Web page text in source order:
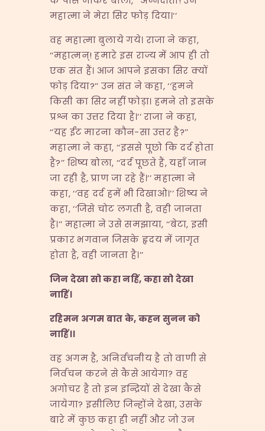
महात्मा ने मेरा सिर फोड़ दिया।’’
वह महात्मा बुलाये गये। राजा ने कहा,
‘‘महात्मन्! हमारे इस राज्य में आप ही तो
एक संत हैं। आज आपने इसका सिर क्यों
फोड़ दिया?’’ उन संत ने कहा, ‘‘हमने
किसी का सिर नहीं फोड़ा। हमने तो इसके
प्रश्न का उत्तर दिया है।’’ राजा ने कहा,
‘‘यह ईंट मारना कौन-सा उत्तर है?’’
महात्मा ने कहा, ‘‘इससे पूछो कि दर्द होता
है?’’ शिष्य बोला, ‘‘दर्द पूछते हैं, यहाँ जान
जा रही है, प्राण जा रहे हैं।’’ महात्मा ने
कहा, ‘‘वह दर्द हमें भी दिखाओ।’’ शिष्य ने
कहा, ‘‘जिसे चोट लगती है, वही जानता
है।’’ महात्मा ने उसे समझाया, ‘‘बेटा, इसी
प्रकार भगवान जिसके हृदय में जागृत
होता है, वही जानता है।’’
जिन देखा सो कहा नहिं,कहा सो देखा
नाहिं।
रहिमन अगम बात के,कहन सुनन को
नाहिं।।
वह अगम है, अनिर्वचनीय है तो वाणी से
निर्वचन करने से कैसे आयेगा? वह
अगोचर है तो इन इन्द्रियों से देखा कैसे
जायेगा? इसीलिए जिन्होंने देखा, उसके
बारे में कुछ कहा ही नहीं और जो उन